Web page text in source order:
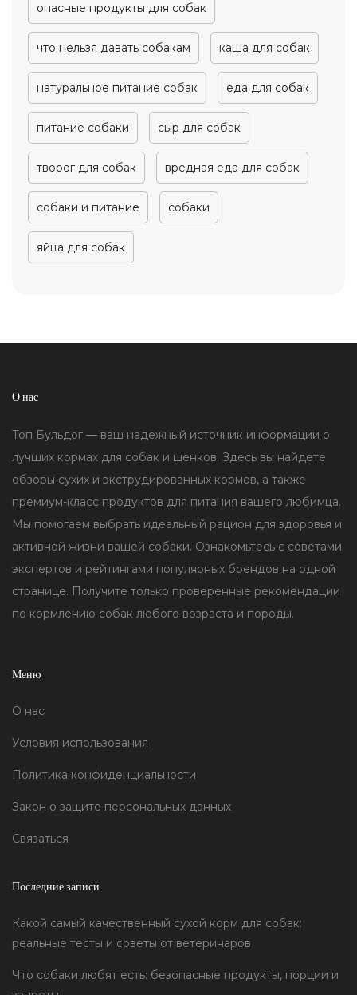
опасные продукты для собак
что нельзя давать собакам каша для собак
натуральное питание собак еда для собак
питание собаки сыр для собак
творог для собак вредная еда для собак
собаки и питание собаки
яйца для собак
О нас
Топ Бульдог — ваш надежный источник информации о
лучших кормах для собак и щенков. Здесь вы найдете
обзоры сухих и экструдированных кормов, а также
премиум-класс продуктов для питания вашего любимца.
Мы помогаем выбрать идеальный рацион для здоровья и
активной жизни вашей собаки. Ознакомьтесь с советами
экспертов и рейтингами популярных брендов на одной
странице. Получите только проверенные рекомендации
по кормлению собак любого возраста и породы.
Меню
О нас
Условия использования
Политика конфиденциальности
Закон о защите персональных данных
Связаться
Последние записи
Какой самый качественный сухой корм для собак:
реальные тесты и советы от ветеринаров
Что собаки любят есть: безопасные продукты, порции и